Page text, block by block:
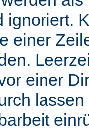
ignoriert.
einer
einer